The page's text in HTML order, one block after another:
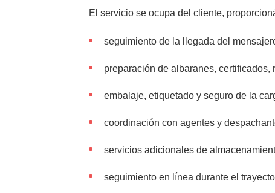
El servicio se ocupa del cliente,
seguimiento de la llegada del
preparación de albaranes,
embalaje, etiquetado y seguro de la
coordinación con agentes y
servicios adicionales de
seguimiento en línea durante el